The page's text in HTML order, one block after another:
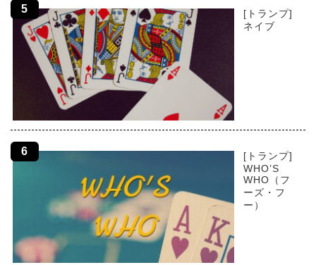
[トランプ]
ネイブ
[トランプ]
WHO’S
WHO（フ
ーズ・フ
ー）